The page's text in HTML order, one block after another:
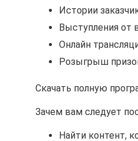
Истории
Выступления от
Онлайн
Розыгрыш
Скачать полную
Зачем вам следует
Найти контент,